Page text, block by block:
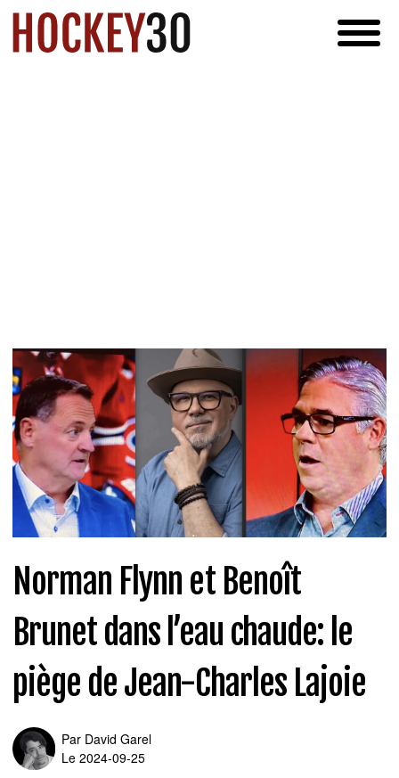
Norman Flynn et Benoît
Brunet dans l’eau chaude: le
piège de Jean-Charles Lajoie
Par David Garel
Le 2024-09-25